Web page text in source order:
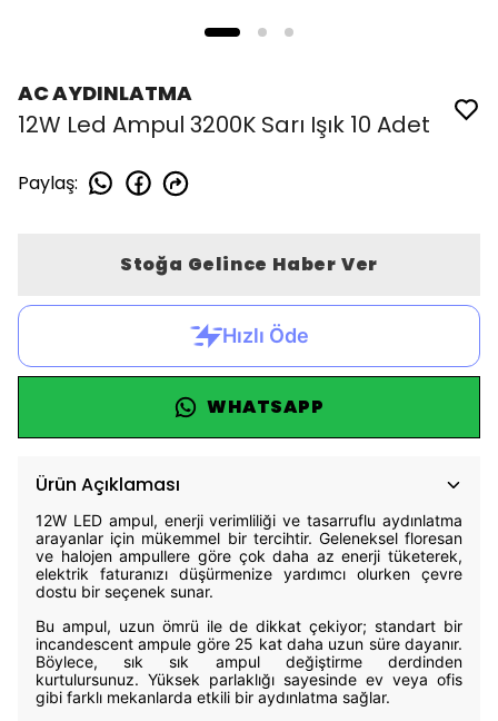
AC AYDINLATMA
12W Led Ampul 3200K Sarı Işık 10 Adet
Paylaş:
Stoğa Gelince Haber Ver
WHATSAPP
Ürün Açıklaması
12W LED ampul, enerji verimliliği ve tasarruflu aydınlatma
arayanlar için mükemmel bir tercihtir. Geleneksel floresan
ve halojen ampullere göre çok daha az enerji tüketerek,
elektrik faturanızı düşürmenize yardımcı olurken çevre
dostu bir seçenek sunar.
Bu ampul, uzun ömrü ile de dikkat çekiyor; standart bir
incandescent ampule göre 25 kat daha uzun süre dayanır.
Böylece, sık sık ampul değiştirme derdinden
kurtulursunuz. Yüksek parlaklığı sayesinde ev veya ofis
gibi farklı mekanlarda etkili bir aydınlatma sağlar.